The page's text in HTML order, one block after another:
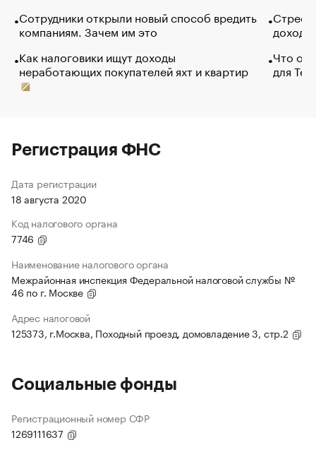
Сотрудники открыли новый способ вредить
компаниям. Зачем им это
Как налоговики ищут доходы
неработающих покупателей яхт и квартир
Что
для
Регистрация ФНС
Дата регистрации
18 августа 2020
Код налогового органа
7746
Наименование налогового органа
Межрайонная инспекция Федеральной налоговой службы №
46 по г. Москве
Адрес налоговой
125373, г.Москва, Походный проезд, домовладение 3, стр.2
Социальные фонды
Регистрационный номер СФР
1269111637